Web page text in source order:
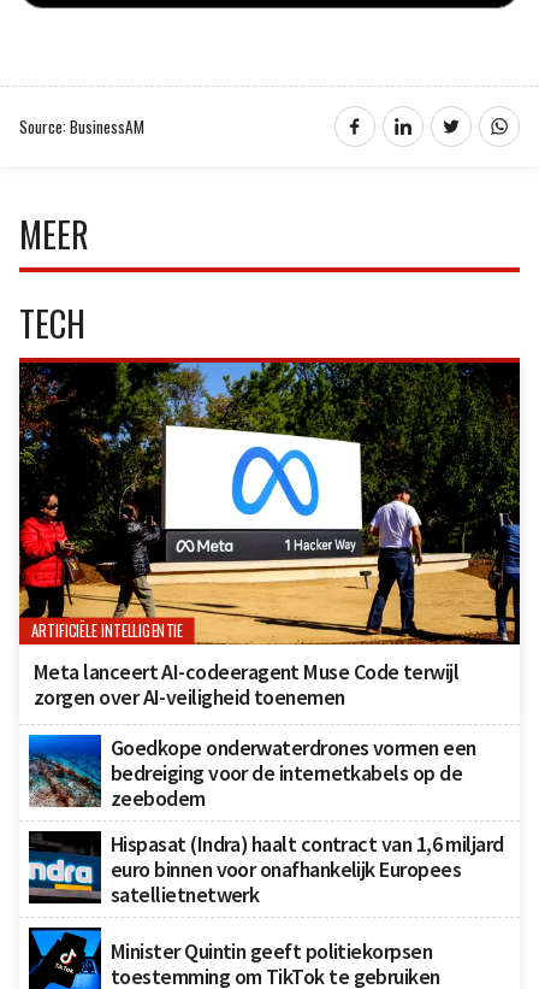
Source: BusinessAM
MEER
TECH
ARTIFICIËLE INTELLIGENTIE
Meta lanceert AI-codeeragent Muse Code terwijl
zorgen over AI-veiligheid toenemen
Goedkope onderwaterdrones vormen een
bedreiging voor de internetkabels op de
zeebodem
Hispasat (Indra) haalt contract van 1,6 miljard
euro binnen voor onafhankelijk Europees
satellietnetwerk
Minister Quintin geeft politiekorpsen
toestemming om TikTok te gebruiken